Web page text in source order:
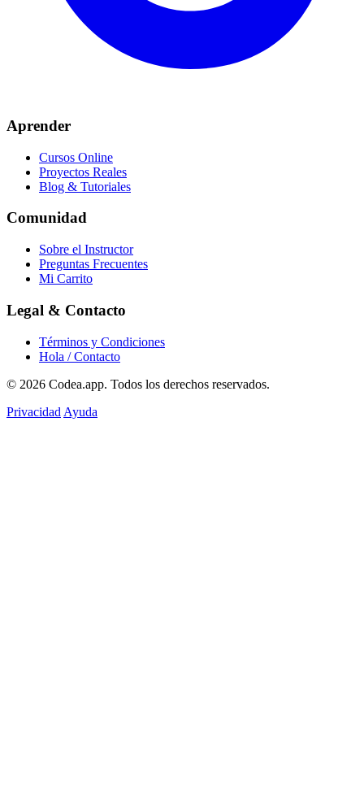
Aprender
Cursos Online
Proyectos Reales
Blog & Tutoriales
Comunidad
Sobre el Instructor
Preguntas Frecuentes
Mi Carrito
Legal & Contacto
Términos y Condiciones
Hola / Contacto
© 2026 Codea.app. Todos los derechos reservados.
Privacidad Ayuda